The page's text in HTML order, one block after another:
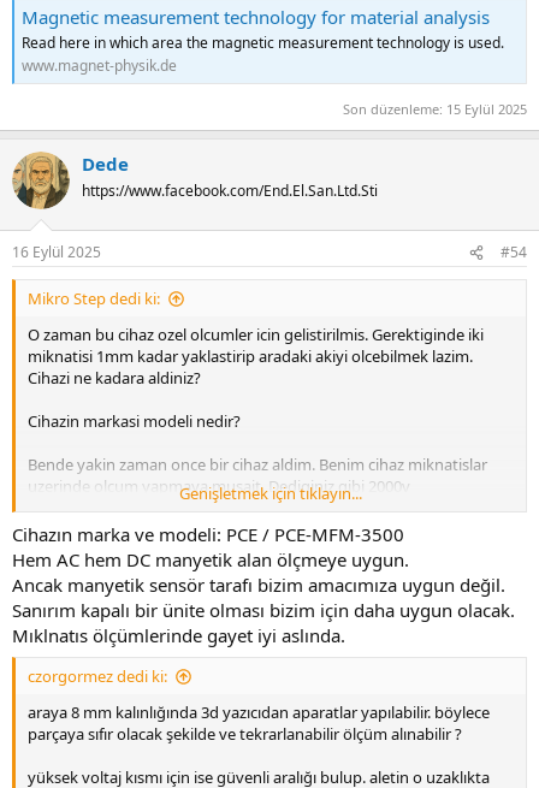
Magnetic measurement technology for material analysis
Read here in which area the magnetic measurement technology is used.
www.magnet-physik.de
Son düzenleme: 15 Eylül 2025
Dede
https://www.facebook.com/End.El.San.Ltd.Sti
16 Eylül 2025 #54
Mikro Step dedi ki:
O zaman bu cihaz ozel olcumler icin gelistirilmis. Gerektiginde iki
miknatisi 1mm kadar yaklastirip aradaki akiyi olcebilmek lazim.
Cihazi ne kadara aldiniz?
Cihazin markasi modeli nedir?
Bende yakin zaman once bir cihaz aldim. Benim cihaz miknatislar
uzerinde olcum yapmaya musait. Dediginiz gibi 2000v
potansiyeldeki baraya falan yaklastirilamaz cunku USB uzerinden
bilgisayara baglaniyor.
Gause metre dendiginde genel bir cihazdan bahsetmis oluyoruz.
Sabit alan ile calisilacaksa bir model, AC magnetik alanlarla
calisilacaksa bir baska model almak gerekiyor.
Muhtemelen yuksek voltaj altinda calismak icin de ayri modeller
Genişletmek için tıklayın...
Cihazın marka ve modeli: PCE / PCE-MFM-3500
Hem AC hem DC manyetik alan ölçmeye uygun.
Ancak manyetik sensör tarafı bizim amacımıza uygun değil.
Sanırım kapalı bir ünite olması bizim için daha uygun olacak.
Mıklnatıs ölçümlerinde gayet iyi aslında.
czorgormez dedi ki:
araya 8 mm kalınlığında 3d yazıcıdan aparatlar yapılabilir. böylece
parçaya sıfır olacak şekilde ve tekrarlanabilir ölçüm alınabilir ?
yüksek voltaj kısmı için ise güvenli aralığı bulup. aletin o uzaklıkta